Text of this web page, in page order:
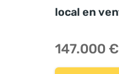
local en
147.000 €